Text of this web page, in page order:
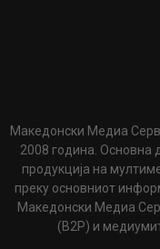
Македонски Медиа
2008 година. Основна
продукција на
преку основниот
Македонски Медиа
(B2P) и